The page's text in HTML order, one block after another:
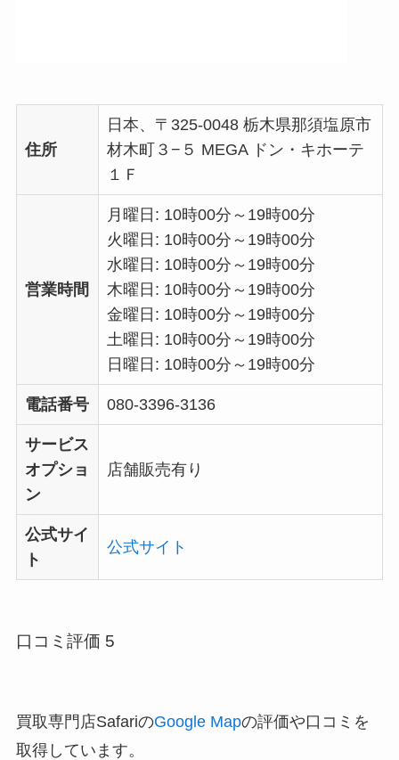
住所
日本、〒325-0048 栃木県那須塩原市
材木町３−５ MEGA ドン・キホーテ
１Ｆ
営業時間
月曜日: 10時00分～19時00分
火曜日: 10時00分～19時00分
水曜日: 10時00分～19時00分
木曜日: 10時00分～19時00分
金曜日: 10時00分～19時00分
土曜日: 10時00分～19時00分
日曜日: 10時00分～19時00分
電話番号 080-3396-3136
サービス
オプショ
ン
店舗販売有り
公式サイ
ト
公式サイト
口コミ評価 5
買取専門店SafariのGoogle Mapの評価や口コミを
取得しています。